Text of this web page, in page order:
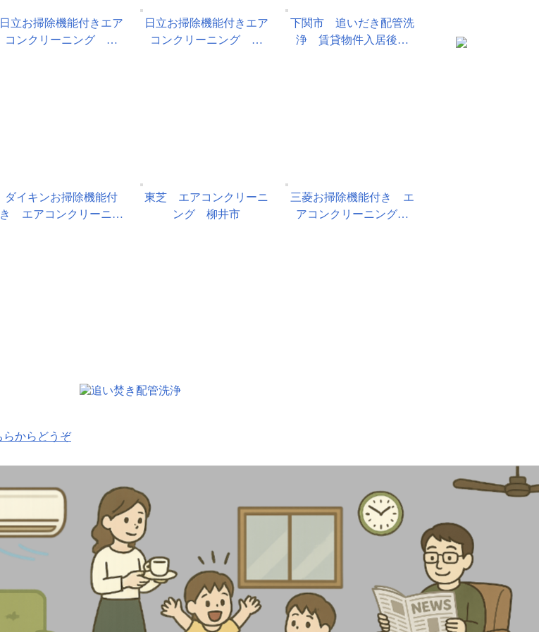
日立お掃除機能付きエア
コンクリーニング …
日立お掃除機能付きエア
コンクリーニング …
下関市 追いだき配管洗
浄 賃貸物件入居後…
ダイキンお掃除機能付
き エアコンクリーニ…
東芝 エアコンクリーニ
ング 柳井市
三菱お掃除機能付き エ
アコンクリーニング…